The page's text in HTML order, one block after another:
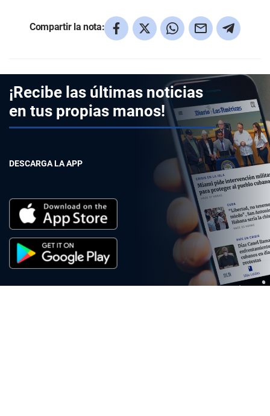
Compartir la nota:
¡Recibe las últimas noticias
en tus propias manos!
DESCARGA LA APP